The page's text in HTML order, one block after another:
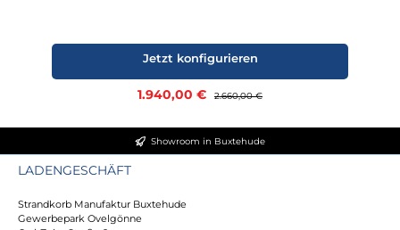
Verkaufspreis:
1.940,00 € Regulärer Preis:
2.660,00 €
Jetzt konfigurieren
Showroom in Buxtehude
LADENGESCHÄFT
Strandkorb Manufaktur Buxtehude
Gewerbepark Ovelgönne